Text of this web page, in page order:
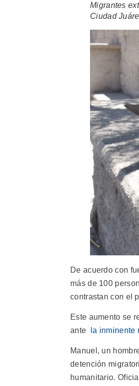
Migrantes
Ciudad
De acuerdo con
más de 100
contrastan con el
Este aumento se
ante
la inminente
Manuel, un
detención
humanitario.